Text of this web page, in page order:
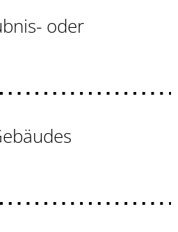
oder